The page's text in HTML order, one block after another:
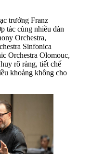
trưởng Franz
tác cùng nhiều dàn
Orchestra,
Sinfonica
Orchestra Olomouc,
rõ ràng, tiết chế
khoảng không cho